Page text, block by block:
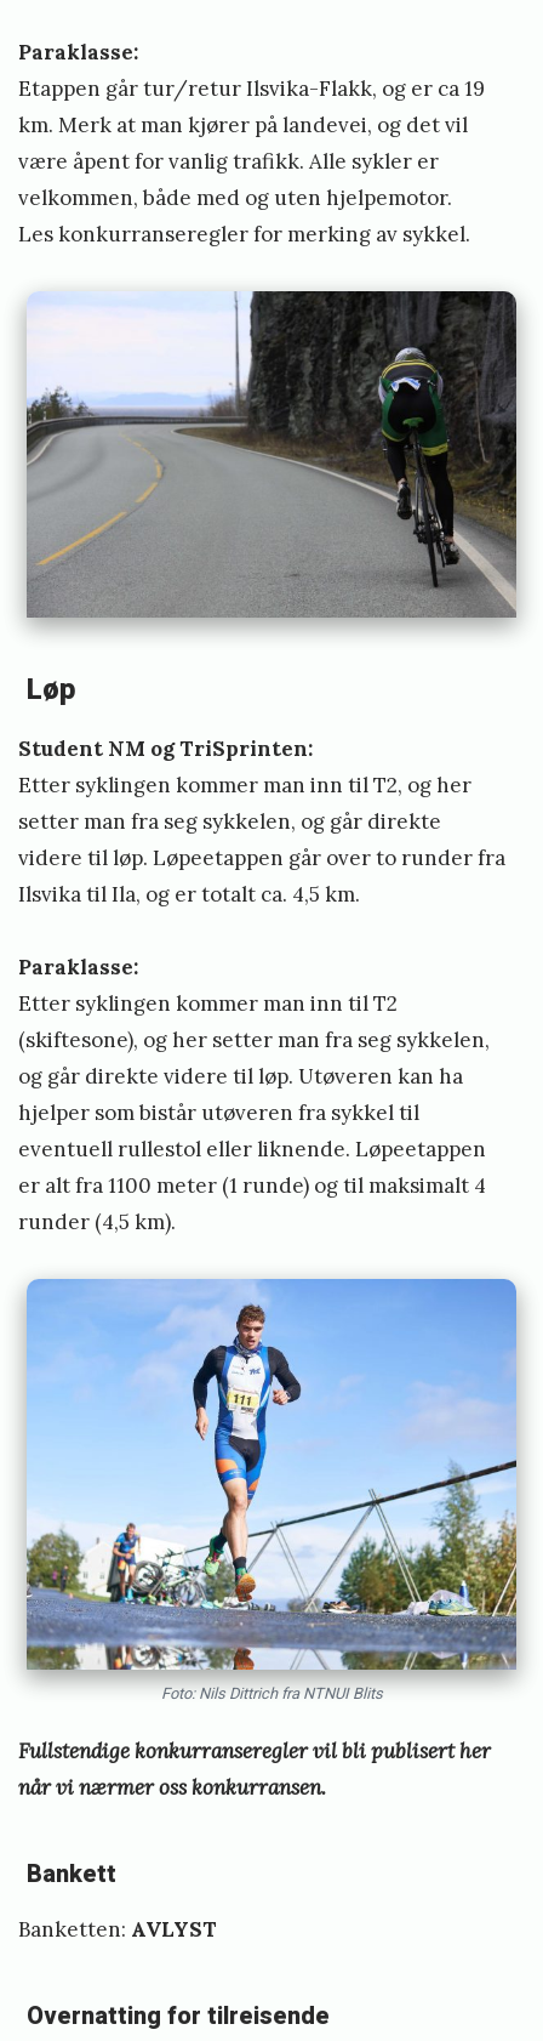
Paraklasse:
Etappen går tur/retur Ilsvika-Flakk, og er ca 19
km. Merk at man kjører på landevei, og det vil
være åpent for vanlig trafikk. Alle sykler er
velkommen, både med og uten hjelpemotor.
Leskonkurransereglerfor merking av sykkel.
Løp
Student NM og TriSprinten:
Etter syklingen kommer man inn til T2, og her
setter man fra seg sykkelen, og går direkte
videre til løp. Løpeetappen går over to runder fra
Ilsvika til Ila, og er totalt ca. 4,5 km.
Paraklasse:
Etter syklingen kommer man inn til T2
(skiftesone), og her setter man fra seg sykkelen,
og går direkte videre til løp. Utøveren kan ha
hjelper som bistår utøveren fra sykkel til
eventuell rullestol eller liknende. Løpeetappen
er alt fra 1100 meter (1 runde) og til maksimalt 4
runder (4,5 km).
Foto: Nils Dittrich fra NTNUI Blits
Fullstendige konkurranseregler vil bli publisert her
når vi nærmer oss konkurransen.
Bankett
Banketten: AVLYST
Overnatting for tilreisende